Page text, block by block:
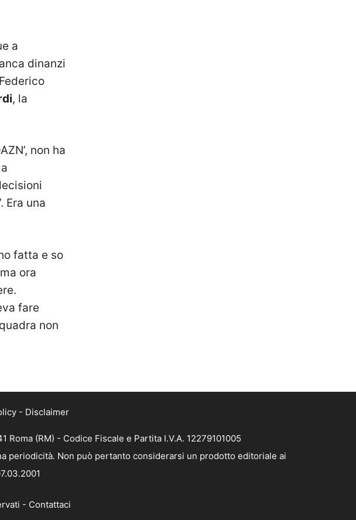
a
dinanzi
, la
non ha
Era una
fatta e so
ora
fare
non
- Disclaimer
(RM) - Codice Fiscale e Partita I.V.A. 12279101005
periodicità. Non può pertanto considerarsi un prodotto editoriale ai
- Contattaci